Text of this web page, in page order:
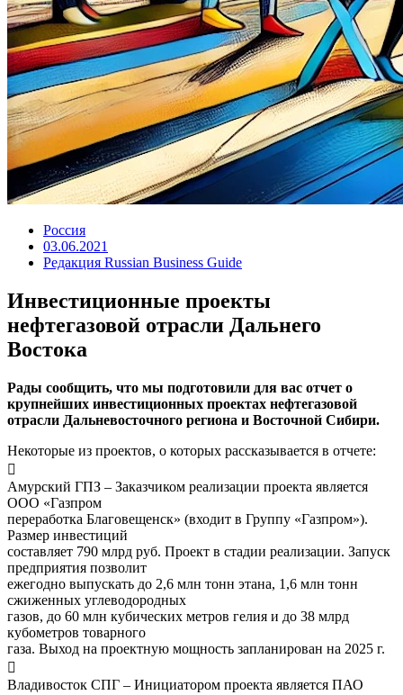
Россия
03.06.2021
Редакция Russian Business Guide
Инвестиционные проекты
нефтегазовой отрасли Дальнего
Востока
Рады сообщить, что мы подготовили для вас отчет о
крупнейших инвестиционных проектах нефтегазовой
отрасли Дальневосточного региона и Восточной Сибири.
Некоторые из проектов, о которых рассказывается в отчете:

Амурский ГПЗ – Заказчиком реализации проекта является
ООО «Газпром
переработка Благовещенск» (входит в Группу «Газпром»).
Размер инвестиций
составляет 790 млрд руб. Проект в стадии реализации. Запуск
предприятия позволит
ежегодно выпускать до 2,6 млн тонн этана, 1,6 млн тонн
сжиженных углеводородных
газов, до 60 млн кубических метров гелия и до 38 млрд
кубометров товарного
газа. Выход на проектную мощность запланирован на 2025 г.

Владивосток СПГ – Инициатором проекта является ПАО